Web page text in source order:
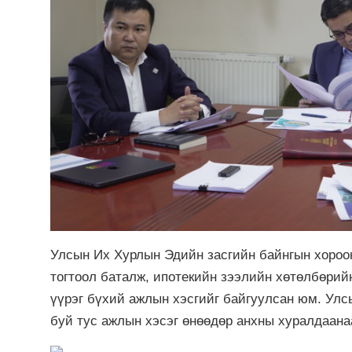
Улсын Их Хурлын Эдийн засгийн байнгын
тогтоол баталж, ипотекийн зээлийн
үүрэг бүхий ажлын хэсгийг байгуулсан юм.
буй тус ажлын хэсэг өнөөдөр анхны